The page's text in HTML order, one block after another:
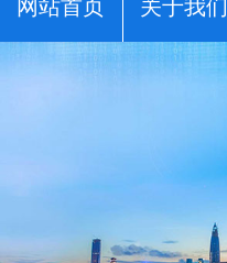
网站首页 关于我们